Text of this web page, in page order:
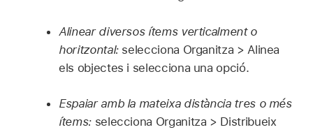
Alinear diversos ítems verticalment o
horitzontal:selecciona Organitza > Alinea
els objectes i selecciona una opció.
Espaiar amb la mateixa distància tres o més
ítems:selecciona Organitza > Distribueix